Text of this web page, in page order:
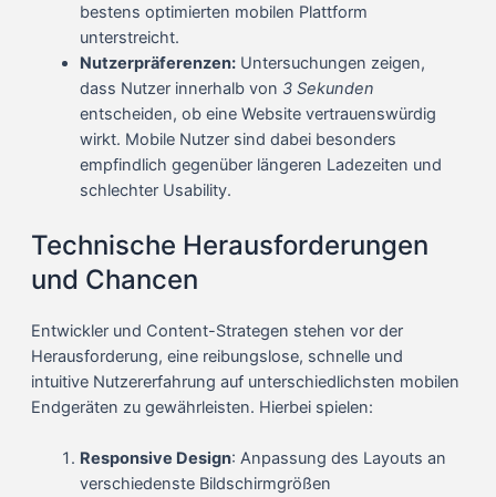
bestens optimierten mobilen Plattform
unterstreicht.
Nutzerpräferenzen:Untersuchungen zeigen,
dass Nutzer innerhalb von 3 Sekunden
entscheiden, ob eine Website vertrauenswürdig
wirkt. Mobile Nutzer sind dabei besonders
empfindlich gegenüber längeren Ladezeiten und
schlechter Usability.
Technische Herausforderungen
und Chancen
Entwickler und Content-Strategen stehen vor der
Herausforderung, eine reibungslose, schnelle und
intuitive Nutzererfahrung auf unterschiedlichsten mobilen
Endgeräten zu gewährleisten. Hierbei spielen:
Responsive Design: Anpassung des Layouts an
verschiedenste Bildschirmgrößen